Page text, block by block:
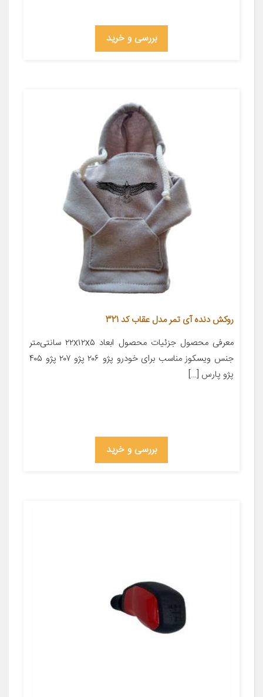
بررسی و خرید
روکش دنده آی تمر مدل عقاب کد 321
معرفی محصول جزئیات محصول ابعاد ۲۲x۱۲x۵ سانتی‌متر
جنس ویسکوز مناسب برای خودرو پژو ۲۰۶ پژو ۲۰۷ پژو ۴۰۵
پژو پارس […]
بررسی و خرید